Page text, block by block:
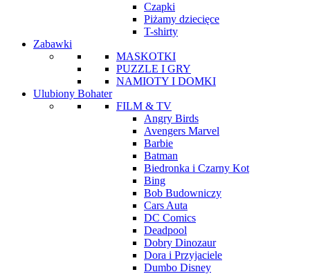
Czapki
Piżamy dziecięce
T-shirty
Zabawki
MASKOTKI
PUZZLE I GRY
NAMIOTY I DOMKI
Ulubiony Bohater
FILM & TV
Angry Birds
Avengers Marvel
Barbie
Batman
Biedronka i Czarny Kot
Bing
Bob Budowniczy
Cars Auta
DC Comics
Deadpool
Dobry Dinozaur
Dora i Przyjaciele
Dumbo Disney